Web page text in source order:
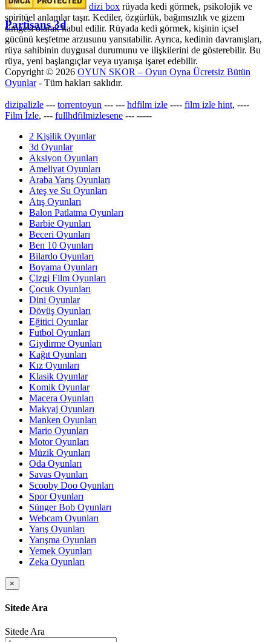
Partisans 3d
dizi box rüyada kedi görmek​, psikolojik ve
spiritüel anlamlar taşır. Kediler, özgürlük, bağımsızlık ve gizem
simgesi olarak kabul edilir. Rüyada kedi görmek, kişinin içsel
gücünü keşfetme arzusunu yansıtabilir. Ayrıca, kedinin davranışları,
rüya sahibinin duygusal durumunu ve ilişkilerini de gösterebilir. Bu
rüya, yeni başlangıçlar veya uyanışa işaret edebilir.
Copyright © 2026 OYUN SKOR – Oyun Oyna Ücretsiz Bütün
Oyunlar- Tüm hakları saklıdır.
dizipalizle --- torrentoyun --- --- hdfilm izle ---- film izle hint, ----
Film İzle, --- fullhdfilmizlesene --- -----
2 Kişilik Oyunlar
3d Oyunlar
Aksiyon Oyunları
Ameliyat Oyunları
Araba Yarış Oyunları
Ateş ve Su Oyunları
Atış Oyunları
Balon Patlatma Oyunları
Barbie Oyunları
Beceri Oyunları
Ben 10 Oyunları
Bilardo Oyunları
Boyama Oyunları
Çizgi Film Oyunları
Çocuk Oyunları
Dini Oyunlar
Dövüş Oyunları
Eğitici Oyunlar
Futbol Oyunları
Giydirme Oyunları
Kağıt Oyunları
Kız Oyunları
Klasik Oyunlar
Komik Oyunlar
Macera Oyunları
Makyaj Oyunları
Manken Oyunları
Mario Oyunları
Motor Oyunları
Müzik Oyunları
Oda Oyunları
Savas Oyunları
Scooby Doo Oyunları
Spor Oyunları
Sünger Bob Oyunları
Webcam Oyunları
Yarış Oyunları
Yarışma Oyunları
Yemek Oyunları
Zeka Oyunları
×
Sitede Ara
Sitede Ara